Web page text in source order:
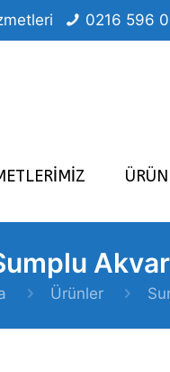
0216 596
Ürünler